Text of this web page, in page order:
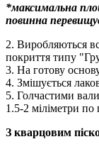
*максимальна
повинна
2. Виробляються
покриття типу
3. На готову
4. Змішується
5. Голчастими
1.5-2 міліметри
З кварцовим